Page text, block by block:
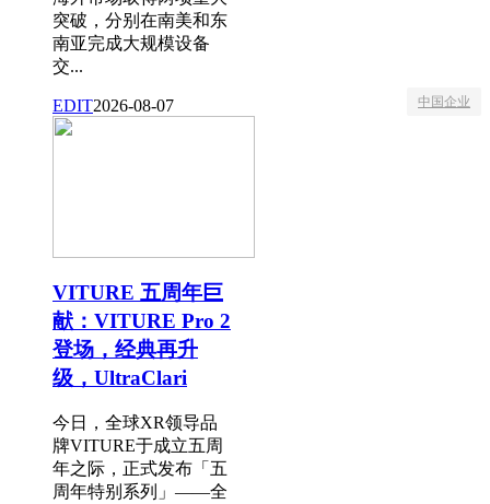
突破，分别在南美和东
南亚完成大规模设备
交...
EDIT2026-08-07 中国企业
VITURE 五周年巨
献：VITURE Pro 2
登场，经典再升
级，UltraClari
今日，全球XR领导品
牌VITURE于成立五周
年之际，正式发布「五
周年特别系列」——全